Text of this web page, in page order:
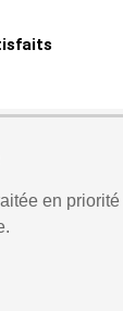
en